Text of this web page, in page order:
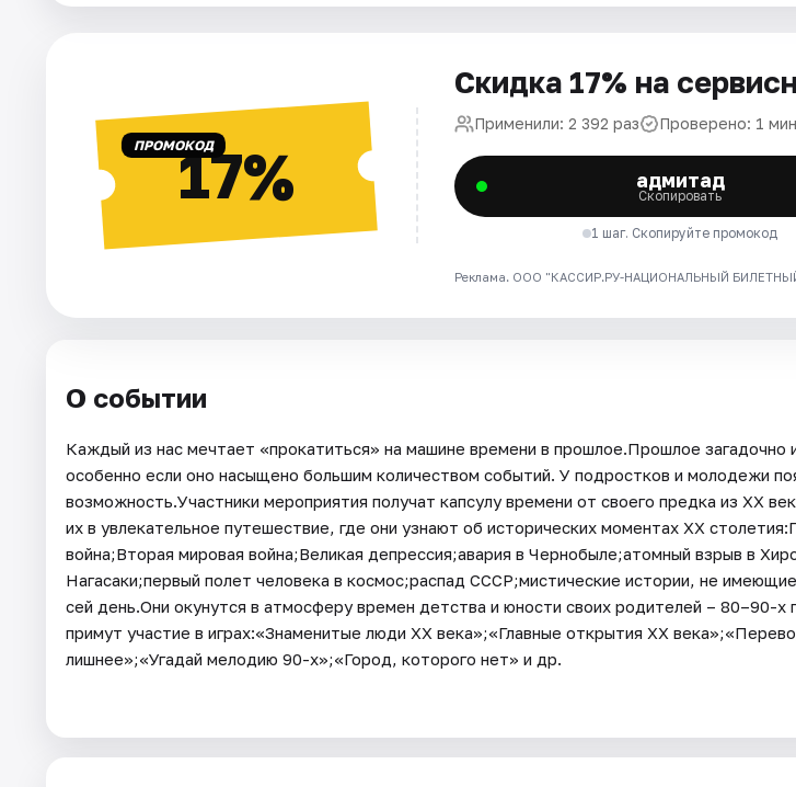
ПРОМОКОД17%
Скидка 17% на
Применили: 2 392 раз Проверено: 1
адмитад
Скопировать
1 шаг. Скопируйте промокод
Реклама. ООО "КАССИР.РУ-НАЦИОНАЛЬНЫЙ БИЛЕТНЫЙ
О событии
Каждый из нас мечтает «прокатиться» на машине времени в прошлое.Прошлое загадочно
особенно если оно насыщено большим количеством событий. У подростков и молодежи
возможность.Участники мероприятия получат капсулу времени от своего предка из XX
их в увлекательное путешествие, где они узнают об исторических моментах XX
война;Вторая мировая война;Великая депрессия;авария в Чернобыле;атомный взрыв в
Нагасаки;первый полет человека в космос;распад СССР;мистические истории, не
сей день.Они окунутся в атмосферу времен детства и юности своих родителей – 80–90-х
примут участие в играх:«Знаменитые люди XX века»;«Главные открытия XX
лишнее»;«Угадай мелодию 90-х»;«Город, которого нет» и др.